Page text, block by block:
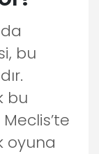
bu
bu
oyuna